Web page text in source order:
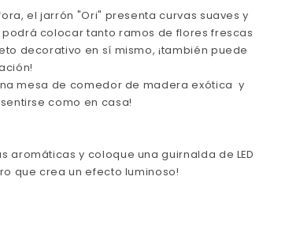
el jarrón "Ori" presenta curvas suaves y
colocar tanto ramos de flores frescas
decorativo en sí mismo, ¡también puede
mesa de comedor de madera exótica y
como en casa!
aromáticas y coloque una guirnalda de LED
que crea un efecto luminoso!